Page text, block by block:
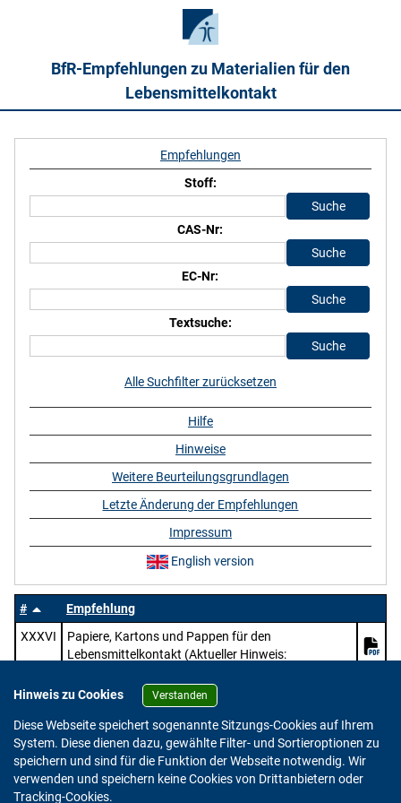
BfR-Empfehlungen zu Materialien für den
Lebensmittelkontakt
#
Empfehlung
XXXVI
Papiere, Kartons und Pappen für den
Lebensmittelkontakt (Aktueller Hinweis:
konsultation-pruefung-des-entwurfs-zur-
ueberarbeitung-der-bfr-empfehlungen-zu-papier-
karton-und-pappe-im-lebensmittelkontakt/)
Empfehlungen
Stoff:
CAS-Nr:
EC-Nr:
Textsuche:
Alle Suchfilter zurücksetzen
Hilfe
Hinweise
Weitere Beurteilungsgrundlagen
Letzte Änderung der Empfehlungen
Impressum
English version
Hinweis zu Cookies Verstanden
Diese Webseite speichert sogenannte Sitzungs-Cookies auf Ihrem
System. Diese dienen dazu, gewählte Filter- und Sortieroptionen zu
speichern und sind für die Funktion der Webseite notwendig. Wir
verwenden und speichern keine Cookies von Drittanbietern oder
Tracking-Cookies.